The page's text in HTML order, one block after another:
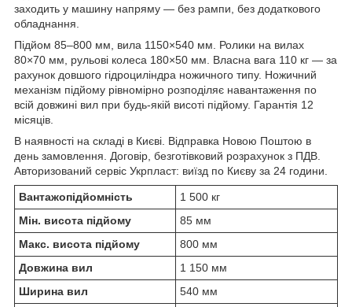
заходить у машину напряму — без рампи, без додаткового
обладнання.
Підйом 85–800 мм, вила 1150×540 мм. Ролики на вилах
80×70 мм, рульові колеса 180×50 мм. Власна вага 110 кг — за
рахунок довшого гідроциліндра ножичного типу. Ножичний
механізм підйому рівномірно розподіляє навантаження по
всій довжині вил при будь-якій висоті підйому. Гарантія 12
місяців.
В наявності на складі в Києві. Відправка Новою Поштою в
день замовлення. Договір, безготівковий розрахунок з ПДВ.
Авторизований сервіс Укрпласт: виїзд по Києву за 24 години.
Вантажопідйомність
1 500 кг
Мін. висота підйому
85 мм
Макс. висота підйому
800 мм
Довжина вил
1 150 мм
Ширина вил
540 мм